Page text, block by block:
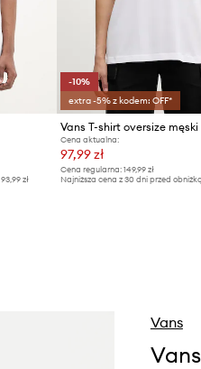
93,99 zł
-10%
extra -5% z kodem: OFF*
Cena aktualna:
97,99 zł
Cena regularna: 149,99 zł
Najniższa cena z 30 dni przed
Vans